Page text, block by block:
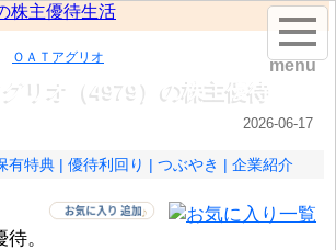
ＯＡＴアグリオ
リオ（4979）の株主優待
2026-06-17
有特典 優待利回り つぶやき 企業紹介
。
menu